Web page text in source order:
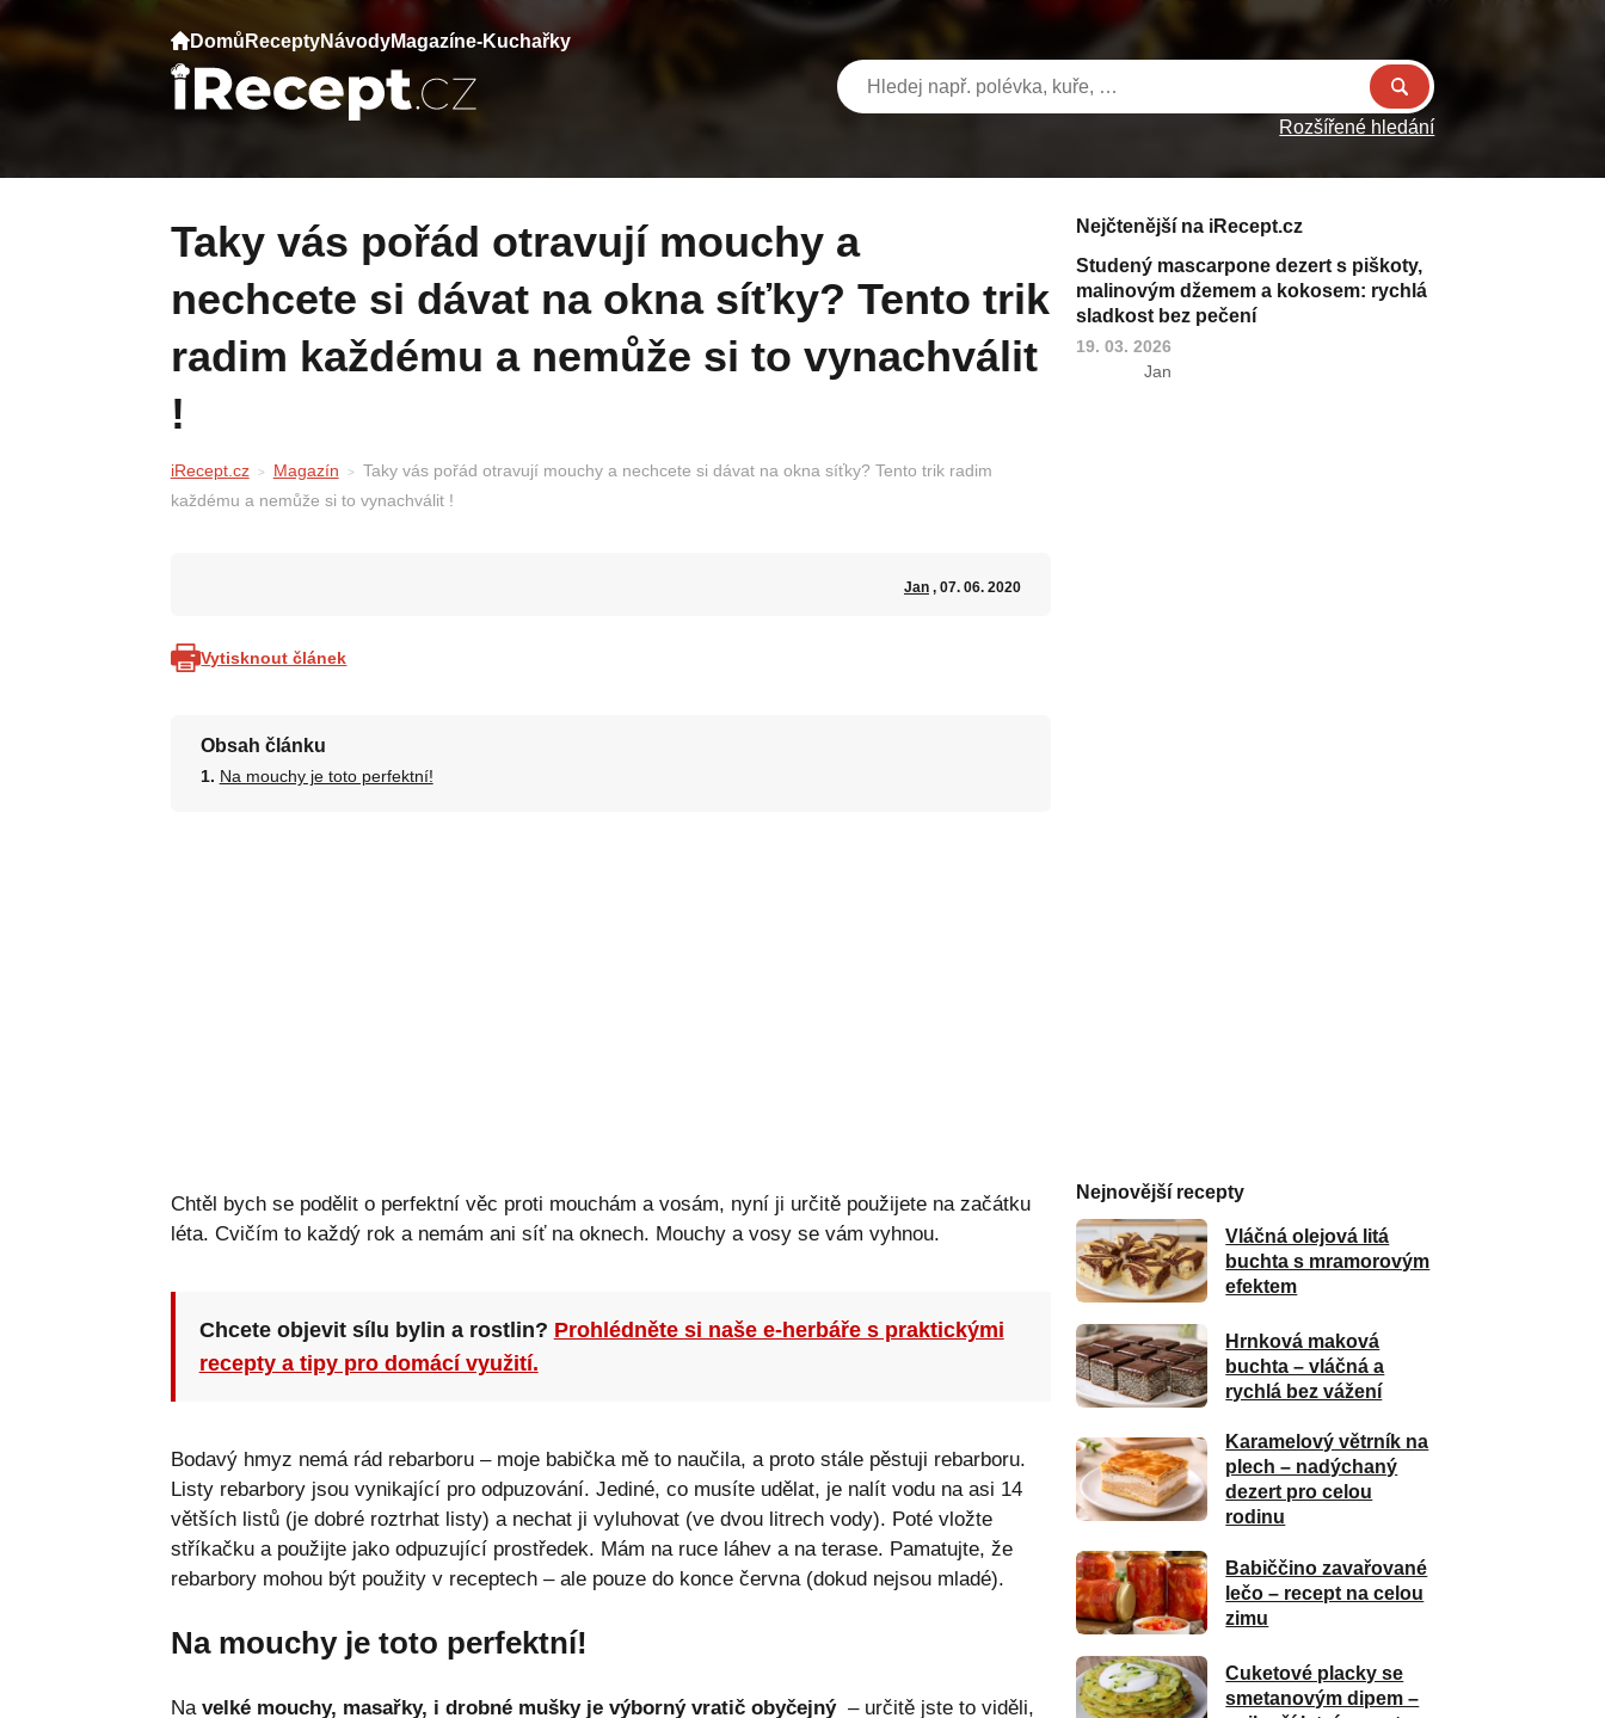
Domů ReceptyNávodyMagazíne-Kuchařky
Rozšířené hledání
Taky vás pořád otravují mouchy a
nechcete si dávat na okna síťky? Tento trik
radim každému a nemůže si to vynachválit
!
iRecept.cz Magazín
Taky vás pořád otravují mouchy a nechcete si dávat na okna síťky? Tento trik radim
každému a nemůže si to vynachválit !
Jan, 07. 06. 2020
Vytisknout článek
Obsah článku
Na mouchy je toto perfektní!
Chtěl bych se podělit o perfektní věc proti mouchám a vosám, nyní ji určitě použijete na začátku
léta. Cvičím to každý rok a nemám ani síť na oknech. Mouchy a vosy se vám vyhnou.
Chcete objevit sílu bylin a rostlin? Prohlédněte si naše e-herbáře s praktickými
recepty a tipy pro domácí využití.
Bodavý hmyz nemá rád rebarboru – moje babička mě to naučila, a proto stále pěstuji rebarboru.
Listy rebarbory jsou vynikající pro odpuzování. Jediné, co musíte udělat, je nalít vodu na asi 14
větších listů (je dobré roztrhat listy) a nechat ji vyluhovat (ve dvou litrech vody). Poté vložte
stříkačku a použijte jako odpuzující prostředek. Mám na ruce láhev a na terase. Pamatujte, že
rebarbory mohou být použity v receptech – ale pouze do konce června (dokud nejsou mladé).
Na mouchy je toto perfektní!
Na velké mouchy, masařky, i drobné mušky je výborný vratič obyčejný– určitě jste to viděli,
Nejčtenější na iRecept.cz
Studený mascarpone dezert s piškoty,
malinovým džemem a kokosem: rychlá
sladkost bez pečení
19. 03. 2026
Jan
Nejnovější recepty
Vláčná olejová litá
buchta s mramorovým
efektem
Hrnková maková
buchta – vláčná a
rychlá bez vážení
Karamelový větrník na
plech – nadýchaný
dezert pro celou
rodinu
Babiččino zavařované
lečo – recept na celou
zimu
Cuketové placky se
smetanovým dipem –